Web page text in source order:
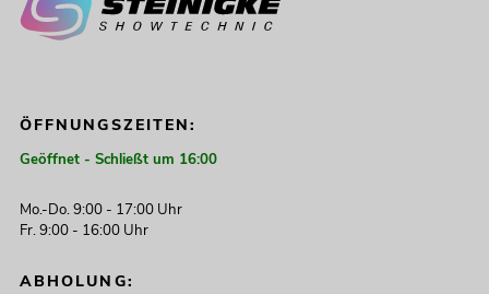
ÖFFNUNGSZEITEN:
Geöffnet - Schließt um 16:00
Mo.-Do. 9:00 - 17:00 Uhr
Fr. 9:00 - 16:00 Uhr
ABHOLUNG: